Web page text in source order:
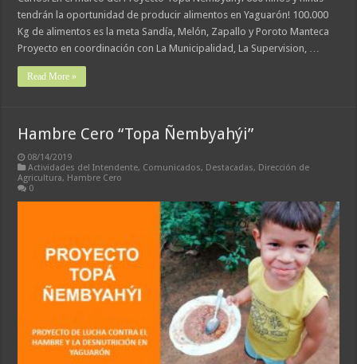
tendrán la oportunidad de producir alimentos en Yaguarón! 100.000
Kg de alimentos es la meta Sandía, Melón, Zapallo y Poroto Manteca
Proyecto en coordinación con La Municipalidad, La Supervision, …
Read More »
Hambre Cero “Topa Ñembyahýi”
08/14/2019
Actividades del Intendente, Comunicados, Destacadas, Dirección de
Agricultura, Hambre Cero
0